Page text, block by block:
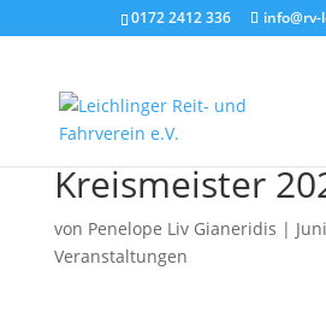
0172 2412 336
Kreismeister
von Penelope Liv Gianeridis |
Veranstaltungen